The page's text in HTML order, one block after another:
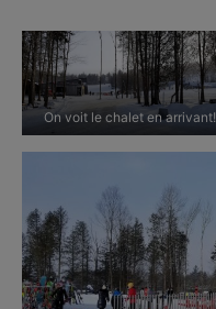
On voit le chalet en arrivant!